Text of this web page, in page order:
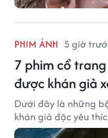
PHIM ẢNH 5 giờ
7 phim cổ
được khán giả
Dưới đây là những
khán giả đặc yêu